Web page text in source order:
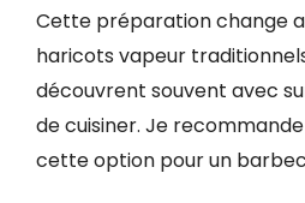
Cette préparation change
haricots vapeur
découvrent souvent avec
de cuisiner. Je
cette option pour un